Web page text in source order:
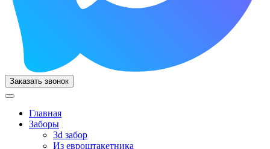
Заказать звонок
Главная
Заборы
3d забор
Из евроштакетника